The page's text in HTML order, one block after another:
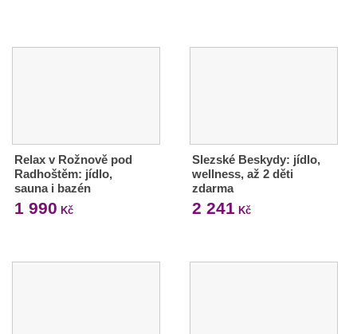
Relax v Rožnově pod
Radhoštěm: jídlo,
sauna i bazén
1 990 Kč
Slezské Beskydy: jídlo,
wellness, až 2 děti
zdarma
2 241 Kč